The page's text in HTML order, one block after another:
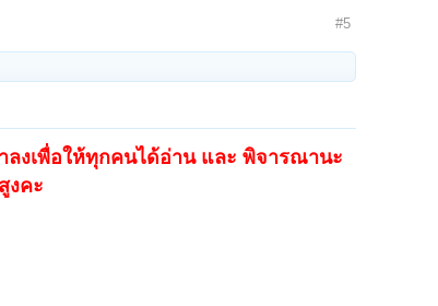
#5
ลงเพื่อให้ทุกคนได้อ่าน และ พิจารณานะ
งคะ